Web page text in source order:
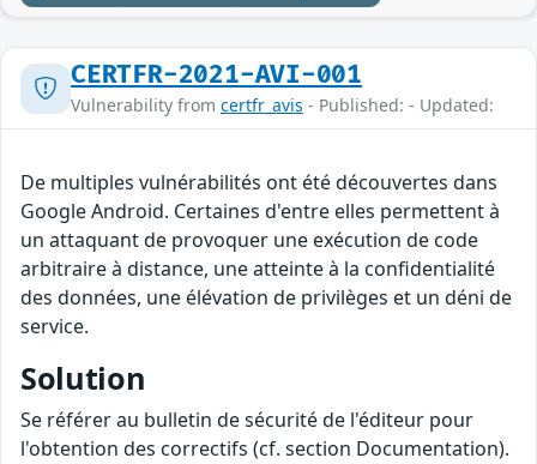
CERTFR-2021-AVI-001
Vulnerability from certfr_avis - Published: - Updated:
De multiples vulnérabilités ont été découvertes dans
Google Android. Certaines d'entre elles permettent à
un attaquant de provoquer une exécution de code
arbitraire à distance, une atteinte à la confidentialité
des données, une élévation de privilèges et un déni de
service.
Solution
Se référer au bulletin de sécurité de l'éditeur pour
l'obtention des correctifs (cf. section Documentation).